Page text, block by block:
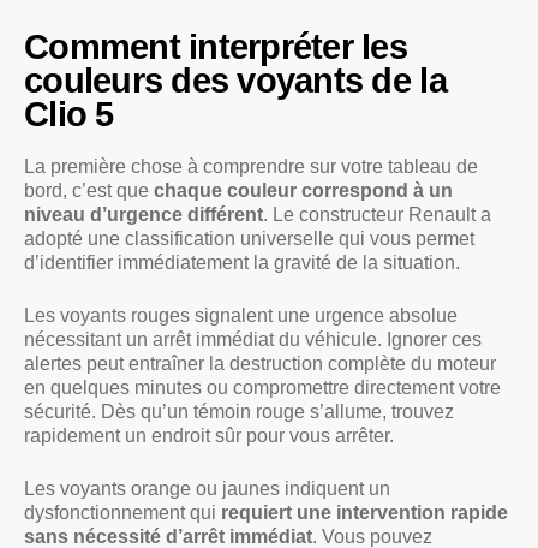
Comment interpréter les
couleurs des voyants de la
Clio 5
La première chose à comprendre sur votre tableau de
bord, c’est que chaque couleur correspond à un
niveau d’urgence différent. Le constructeur Renault a
adopté une classification universelle qui vous permet
d’identifier immédiatement la gravité de la situation.
Les voyants rouges signalent une urgence absolue
nécessitant un arrêt immédiat du véhicule. Ignorer ces
alertes peut entraîner la destruction complète du moteur
en quelques minutes ou compromettre directement votre
sécurité. Dès qu’un témoin rouge s’allume, trouvez
rapidement un endroit sûr pour vous arrêter.
Les voyants orange ou jaunes indiquent un
dysfonctionnement qui requiert une intervention rapide
sans nécessité d’arrêt immédiat. Vous pouvez